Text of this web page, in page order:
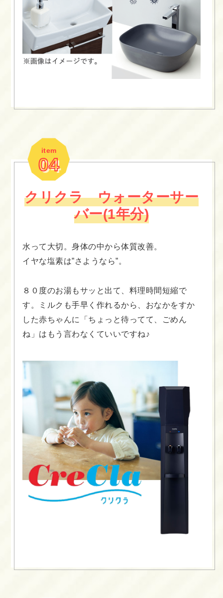
item
04
クリクラ ウォーターサー
バー(1年分)
水って大切。身体の中から体質改善。
イヤな塩素は”さようなら”。
８０度のお湯もサッと出て、料理時間短縮で
す。ミルクも手早く作れるから、おなかをすか
した赤ちゃんに「ちょっと待ってて、ごめん
ね」はもう言わなくていいですね♪